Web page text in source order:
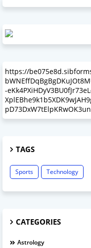
https://
-
TAGS
Sports Technology
CATEGORIES
Astrology